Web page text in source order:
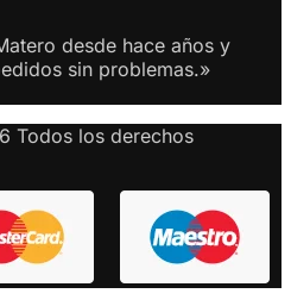
desde hace años y
sin problemas.»
Todos los derechos